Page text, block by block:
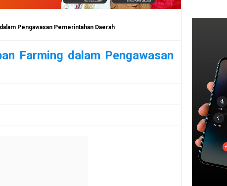
Pengawasan Pemerintahan Daerah
Farming dalam Pengawasan